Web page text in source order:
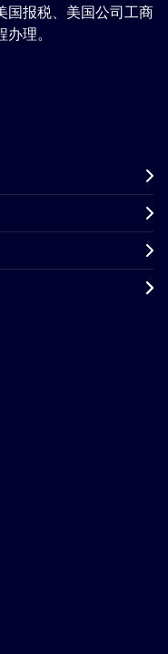
国报税、美国公司工商
理。